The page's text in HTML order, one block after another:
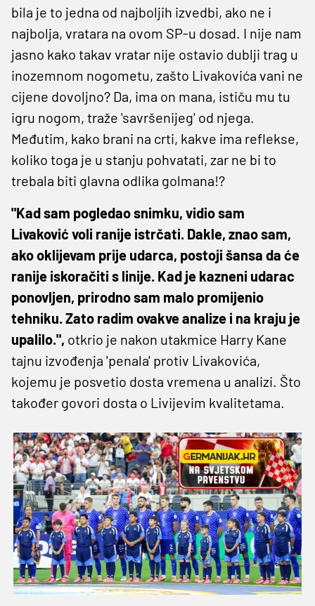
bila je to jedna od najboljih izvedbi, ako ne i
najbolja, vratara na ovom SP-u dosad. I nije nam
jasno kako takav vratar nije ostavio dublji trag u
inozemnom nogometu, zašto Livakovića vani ne
cijene dovoljno? Da, ima on mana, ističu mu tu
igru nogom, traže 'savršenijeg' od njega.
Međutim, kako brani na crti, kakve ima reflekse,
koliko toga je u stanju pohvatati, zar ne bi to
trebala biti glavna odlika golmana!?
"Kad sam pogledao snimku, vidio sam
Livaković voli ranije istrčati. Dakle, znao sam,
ako oklijevam prije udarca, postoji šansa da će
ranije iskoračiti s linije. Kad je kazneni udarac
ponovljen, prirodno sam malo promijenio
tehniku. Zato radim ovakve analize i na kraju je
upalilo.", otkrio je nakon utakmice Harry Kane
tajnu izvođenja 'penala' protiv Livakovića,
kojemu je posvetio dosta vremena u analizi. Što
također govori dosta o Livijevim kvalitetama.